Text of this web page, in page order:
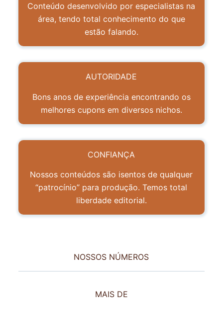
Conteúdo desenvolvido por especialistas na
área, tendo total conhecimento do que
estão falando.
AUTORIDADE
Bons anos de experiência encontrando os
melhores cupons em diversos nichos.
CONFIANÇA
Nossos conteúdos são isentos de qualquer
“patrocínio” para produção. Temos total
liberdade editorial.
NOSSOS NÚMEROS
MAIS DE